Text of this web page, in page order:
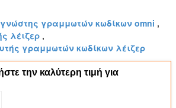
γραμμωτών κωδίκων omni ,
λέιζερ ,
γραμμωτών κωδίκων λέιζερ
την καλύτερη τιμή για